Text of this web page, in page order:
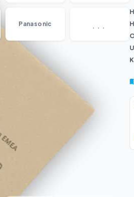
Panasonic ...